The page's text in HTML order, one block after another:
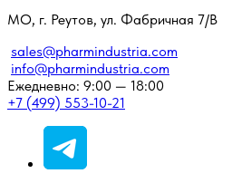
МО, г. Реутов, ул. Фабричная 7/В
sales@pharmindustria.com
info@pharmindustria.com
Ежедневно: 9:00 — 18:00
+7 (499) 553-10-21